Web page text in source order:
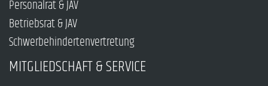
Personalrat & JAV
Betriebsrat & JAV
Schwerbehindertenvertretung
MITGLIEDSCHAFT & SERVICE